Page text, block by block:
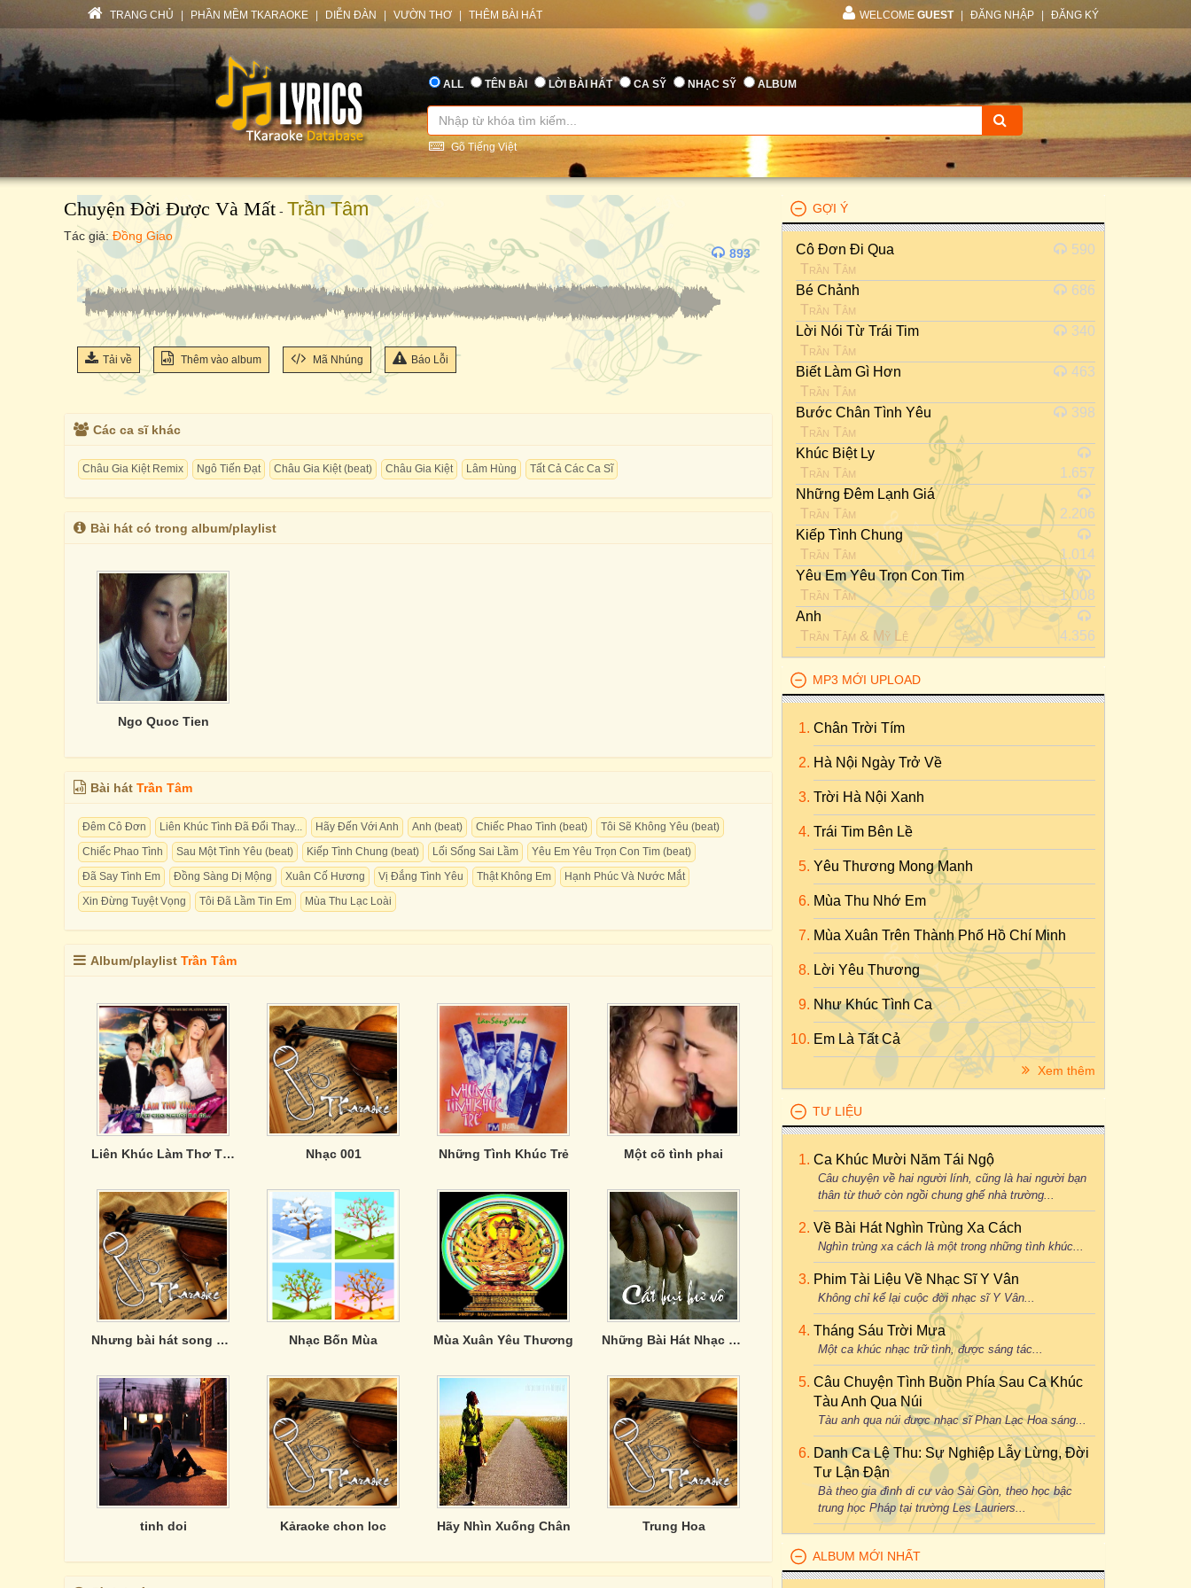
TRANG CHỦ PHẦN MỀM TKARAOKE DIỄN ĐÀN VƯỜN THƠ THÊM BÀI HÁT WELCOME GUEST ĐĂNG NHẬP ĐĂNG KÝ
ALL TÊN BÀI LỜI BÀI HÁT CA SỸ NHẠC SỸ ALBUM
Gõ Tiếng Việt
Chuyện Đời Được Và Mất - Trần Tâm
Tác giả: Đồng Giao
893
Tải về Thêm vào album Mã Nhúng Báo Lỗi
Các ca sĩ khác
Châu Gia Kiệt Remix Ngô Tiến Đạt Châu Gia Kiệt (beat) Châu Gia Kiệt Lâm Hùng Tất Cả Các Ca Sĩ
Bài hát có trong album/playlist
Ngo Quoc Tien
Bài hát Trần Tâm
Đêm Cô Đơn Liên Khúc Tình Đã Đổi Thay... Hãy Đến Với Anh Anh (beat) Chiếc Phao Tình (beat)
Tôi Sẽ Không Yêu (beat)
Chiếc Phao Tình
Sau Một Tình Yêu (beat) Kiếp Tình Chung (beat) Lối Sống Sai Lầm
Yêu Em Yêu Trọn Con Tim (beat)
Đã Say Tình Em
Đồng Sàng Dị Mộng Xuân Cố Hương Vị Đắng Tình Yêu Thật Không Em
Hạnh Phúc Và Nước Mắt
Xin Đừng Tuyệt Vọng
Tôi Đã Lầm Tin Em Mùa Thu Lạc Loài
Album/playlist Trần Tâm
Liên Khúc Làm Thơ Tình - Hát Cho người Ra Đi Nhạc 001 Những Tình Khúc Trẻ Một cõ tình phai
Nhưng bài hát song ca hay về tình yêu Nhạc Bốn Mùa Mùa Xuân Yêu Thương Những Bài Hát Nhạc Trẻ Song Ca Hay Nhất
tinh doi Kảraoke chon loc Hãy Nhìn Xuống Chân Trung Hoa
GỢI Ý
Cô Đơn Đi Qua
Trần Tâm
590
Bé Chảnh
Trần Tâm
686
Lời Nói Từ Trái Tim
Trần Tâm
340
Biết Làm Gì Hơn
Trần Tâm
463
Bước Chân Tình Yêu
Trần Tâm
398
Khúc Biệt Ly
Trần Tâm
1.657
Những Đêm Lạnh Giá
Trần Tâm
2.206
Kiếp Tình Chung
Trần Tâm
1.014
Yêu Em Yêu Trọn Con Tim
Trần Tâm
1.008
Anh
Trần Tâm & Mỹ Lệ 4.356
MP3 MỚI UPLOAD
Chân Trời Tím
Hà Nội Ngày Trở Về
Trời Hà Nội Xanh
Trái Tim Bên Lề
Yêu Thương Mong Manh
Mùa Thu Nhớ Em
Mùa Xuân Trên Thành Phố Hồ Chí Minh
Lời Yêu Thương
Như Khúc Tình Ca
Em Là Tất Cả
Xem thêm
TƯ LIỆU
Ca Khúc Mười Năm Tái Ngộ
Câu chuyện về hai người lính, cũng là hai người bạn
thân từ thuở còn ngồi chung ghế nhà trường...
Về Bài Hát Nghìn Trùng Xa Cách
Nghìn trùng xa cách là một trong những tình khúc...
Phim Tài Liệu Về Nhạc Sĩ Y Vân
Không chỉ kể lại cuộc đời nhạc sĩ Y Vân...
Tháng Sáu Trời Mưa
Một ca khúc nhạc trữ tình, được sáng tác...
Câu Chuyện Tình Buồn Phía Sau Ca Khúc
Tàu Anh Qua Núi
Tàu anh qua núi được nhạc sĩ Phan Lạc Hoa sáng...
Danh Ca Lệ Thu: Sự Nghiệp Lẫy Lừng, Đời
Tư Lận Đận
Bà theo gia đình di cư vào Sài Gòn, theo học bậc
trung học Pháp tại trường Les Lauriers...
ALBUM MỚI NHẤT